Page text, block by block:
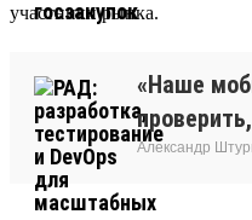
участники рынка.
«Наше
Александр